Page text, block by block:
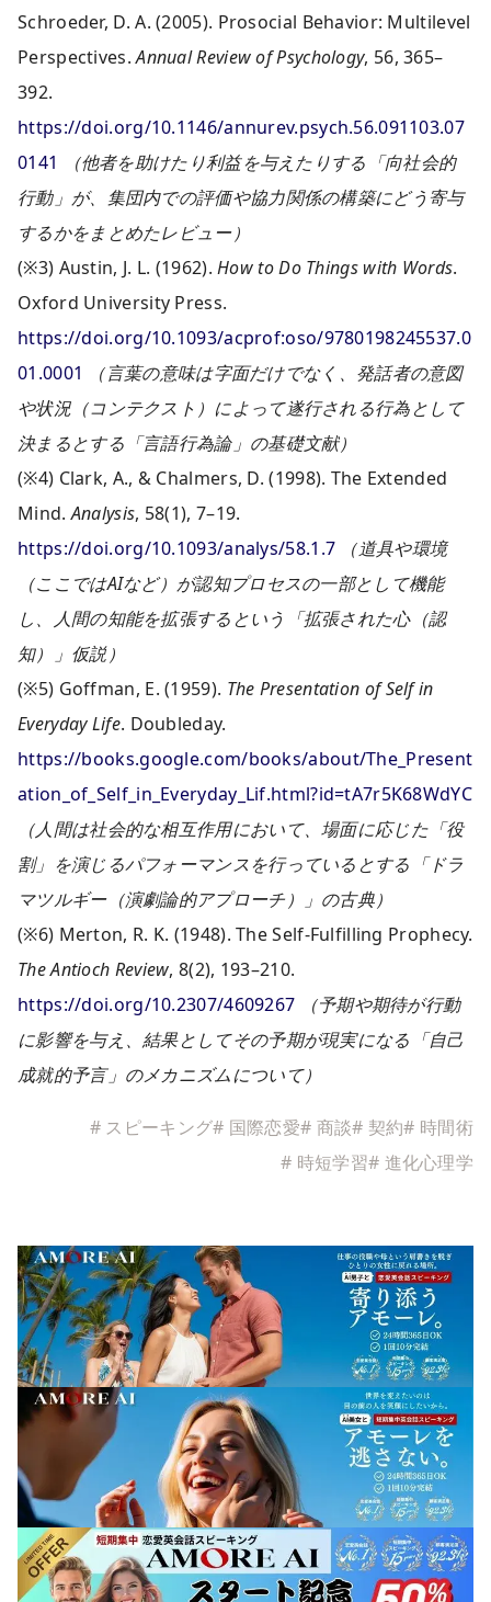
Schroeder, D. A. (2005). Prosocial Behavior: Multilevel
Perspectives.Annual Review of Psychology, 56, 365–
392.
https://doi.org/10.1146/annurev.psych.56.091103.07
0141
（他者を助けたり利益を与えたりする「向社会的
行動」が、集団内での評価や協力関係の構築にどう寄与
するかをまとめたレビュー）
(※3) Austin, J. L. (1962).How to Do Things with Words.
Oxford University Press.
https://doi.org/10.1093/acprof:oso/9780198245537.0
01.0001
（言葉の意味は字面だけでなく、発話者の意図
や状況（コンテクスト）によって遂行される行為として
決まるとする「言語行為論」の基礎文献）
(※4) Clark, A., & Chalmers, D. (1998). The Extended
Mind.Analysis, 58(1), 7–19.
https://doi.org/10.1093/analys/58.1.7
（道具や環境
（ここではAIなど）が認知プロセスの一部として機能
し、人間の知能を拡張するという「拡張された心（認
知）」仮説）
(※5) Goffman, E. (1959). The Presentation of Self in
Everyday Life. Doubleday.
https://books.google.com/books/about/The_Present
ation_of_Self_in_Everyday_Lif.html?id=tA7r5K68WdYC
（人間は社会的な相互作用において、場面に応じた「役
割」を演じるパフォーマンスを行っているとする「ドラ
マツルギー（演劇論的アプローチ）」の古典）
(※6) Merton, R. K. (1948). The Self-Fulfilling Prophecy.
The Antioch Review, 8(2), 193–210.
https://doi.org/10.2307/4609267
（予期や期待が行動
に影響を与え、結果としてその予期が現実になる「自己
成就的予言」のメカニズムについて）
# スピーキング# 国際恋愛# 商談# 契約# 時間術
# 時短学習# 進化心理学